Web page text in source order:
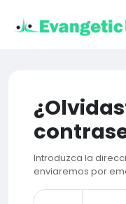
Introduzca la
enviaremos por